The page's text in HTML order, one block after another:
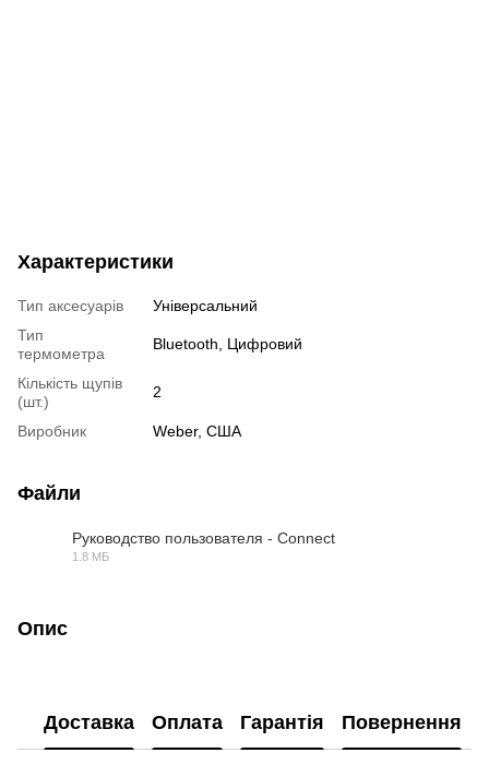
Характеристики
Тип аксесуарів
Універсальний
Тип
термометра
Bluetooth, Цифровий
Кількість щупів
(шт.)
2
Виробник Weber, США
Файли
Руководство пользователя - Connect
1.8 МБ
Опис
Доставка Оплата Гарантія Повернення